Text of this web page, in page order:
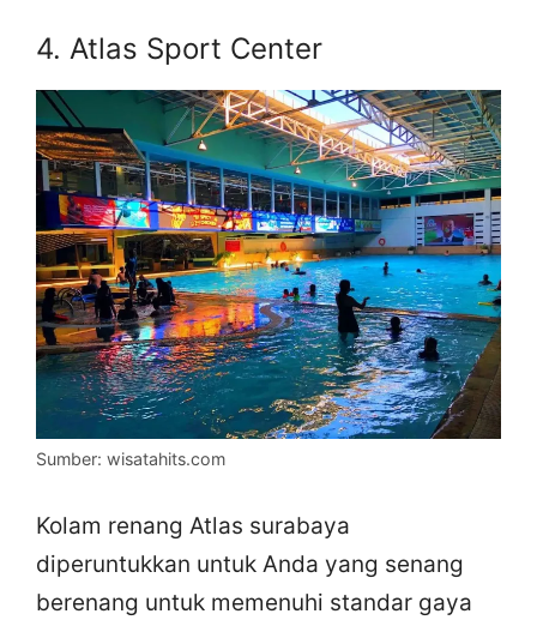
4. Atlas Sport Center
Sumber: wisatahits.com
Kolam renang Atlas surabaya
diperuntukkan untuk Anda yang senang
berenang untuk memenuhi standar gaya